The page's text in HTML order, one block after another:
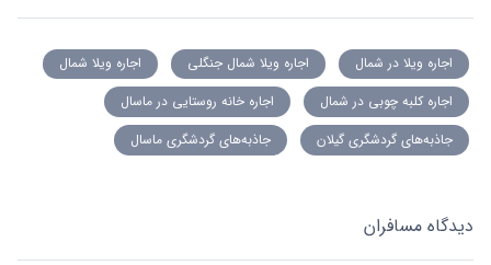
اجاره ویلا در شمال اجاره ویلا شمال جنگلی
اجاره ویلا شمال
اجاره کلبه چوبی در شمال
اجاره خانه روستایی در ماسال
جاذبه‌های گردشگری گیلان
جاذبه‌های گردشگری ماسال
دیدگاه مسافران